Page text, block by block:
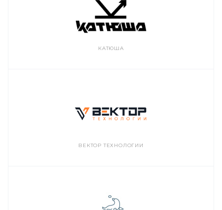
КАТЮША
ВЕКТОР ТЕХНОЛОГИИ